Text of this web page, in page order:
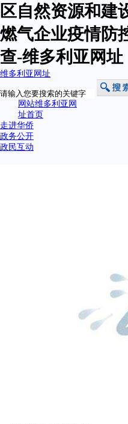
区自然资源和建
燃气企业疫情防
查-维多利亚网址
维多利亚网址
网站维多利亚网
址首页
走进华侨
政务公开
政民互动